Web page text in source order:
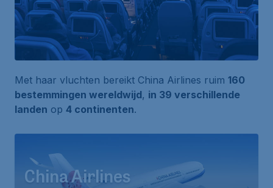
Met haar vluchten bereikt China Airlines ruim 160
bestemmingen wereldwijd, in 39 verschillende
landen op 4 continenten.
China Airlines